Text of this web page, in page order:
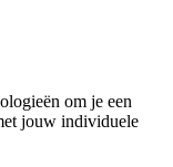
om je een
jouw individuele